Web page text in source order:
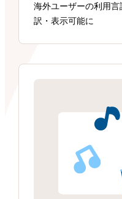
海外ユーザーの利用
訳・表示可能に